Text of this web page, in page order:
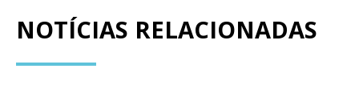
NOTÍCIAS RELACIONADAS